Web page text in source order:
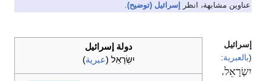
مشابهة، انظر
إسرائيل (توضيح).
دولة إسرائيل
יִשְׂרָאֵל (عبرية) بالعبرية: